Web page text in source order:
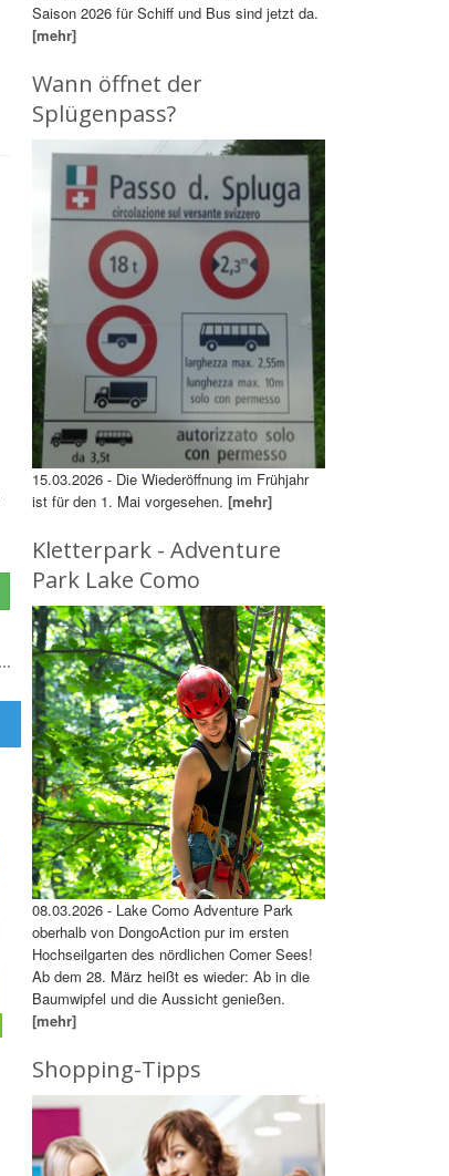
Saison 2026 für Schiff und Bus sind jetzt da.
[mehr]
Wann öffnet der
Splügenpass?
15.03.2026 - Die Wiederöffnung im Frühjahr
ist für den 1. Mai vorgesehen. [mehr]
Kletterpark - Adventure
Park Lake Como
08.03.2026 - Lake Como Adventure Park
oberhalb von DongoAction pur im ersten
Hochseilgarten des nördlichen Comer Sees!
Ab dem 28. März heißt es wieder: Ab in die
Baumwipfel und die Aussicht genießen.
[mehr]
Shopping-Tipps